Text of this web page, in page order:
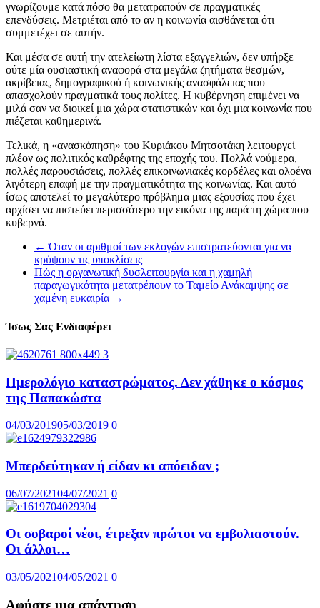
γνωρίζουμε κατά πόσο θα μετατραπούν σε πραγματικές
επενδύσεις. Μετριέται από το αν η κοινωνία αισθάνεται ότι
συμμετέχει σε αυτήν.
Και μέσα σε αυτή την ατελείωτη λίστα εξαγγελιών, δεν υπήρξε
ούτε μία ουσιαστική αναφορά στα μεγάλα ζητήματα θεσμών,
ακρίβειας, δημογραφικού ή κοινωνικής ανασφάλειας που
απασχολούν πραγματικά τους πολίτες. Η κυβέρνηση επιμένει να
μιλά σαν να διοικεί μια χώρα στατιστικών και όχι μια κοινωνία που
πιέζεται καθημερινά.
Τελικά, η «ανασκόπηση» του Κυριάκου Μητσοτάκη λειτουργεί
πλέον ως πολιτικός καθρέφτης της εποχής του. Πολλά νούμερα,
πολλές παρουσιάσεις, πολλές επικοινωνιακές κορδέλες και ολοένα
λιγότερη επαφή με την πραγματικότητα της κοινωνίας. Και αυτό
ίσως αποτελεί το μεγαλύτερο πρόβλημα μιας εξουσίας που έχει
αρχίσει να πιστεύει περισσότερο την εικόνα της παρά τη χώρα που
κυβερνά.
← Όταν οι αριθμοί των εκλογών επιστρατεύονται για να
κρύψουν τις υποκλίσεις
Πώς η οργανωτική δυσλειτουργία και η χαμηλή
παραγωγικότητα μετατρέπουν το Ταμείο Ανάκαμψης σε
χαμένη ευκαιρία →
Ίσως Σας Ενδιαφέρει
Ημερολόγιο καταστρώματος. Δεν χάθηκε ο κόσμος
της Παπακώστα
04/03/201905/03/2019 0
Μπερδεύτηκαν ή είδαν κι απόειδαν ;
06/07/202104/07/2021 0
Οι σοβαροί νέοι, έτρεξαν πρώτοι να εμβολιαστούν.
Οι άλλοι…
03/05/202104/05/2021 0
Αφήστε μια απάντηση